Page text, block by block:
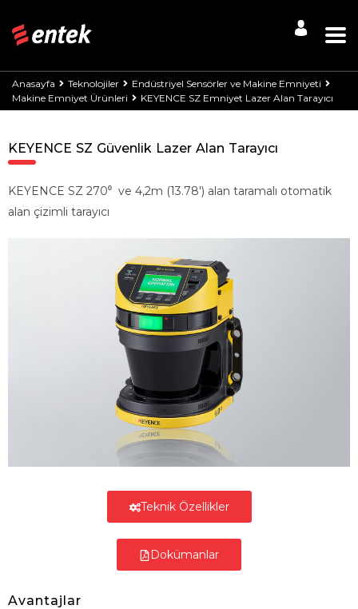
Anasayfa Teknolojiler
Endüstriyel Sensörler ve Makine Emniyeti
Makine Emniyet Ürünleri
KEYENCE SZ Emniyet Lazer Alan Tarayıcı
KEYENCE SZ Güvenlik Lazer Alan Tarayıcı
KEYENCE SZ 270⁰ ve 4,2m (13.78′) alan taramalı otomatik
alan çizimli tarayıcı
Teknik Özellikler
Dokümanlar
Avantajlar